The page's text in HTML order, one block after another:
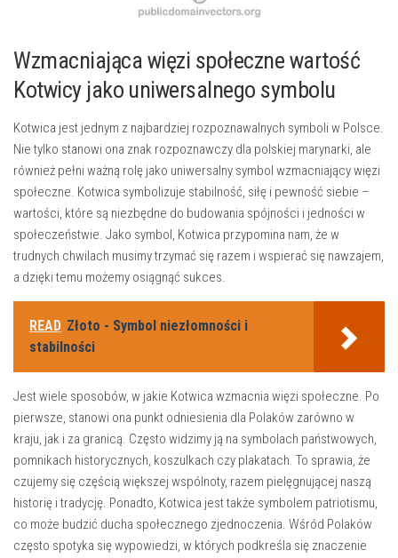
Wzmacniająca więzi społeczne wartość
Kotwicy jako⁢ uniwersalnego symbolu
Kotwica jest​ jednym ⁢z najbardziej rozpoznawalnych ​symboli w Polsce.
Nie tylko​ stanowi ona znak ⁢rozpoznawczy dla polskiej marynarki, ale
również⁤ pełni⁤ ważną rolę jako‌ uniwersalny symbol ​wzmacniający więzi
społeczne. Kotwica symbolizuje​ stabilność, siłę ⁤i pewność siebie –
wartości, które ⁣są niezbędne do budowania ⁤spójności i jedności w
społeczeństwie. Jako symbol, ⁣Kotwica przypomina nam, ‍że w
trudnych chwilach musimy ⁢trzymać się⁢ razem i ⁣wspierać się nawzajem,
‍a dzięki temu​ możemy⁣ osiągnąć ⁢sukces.
READ Złoto - Symbol niezłomności i
stabilności
Jest‍ wiele sposobów, w jakie Kotwica⁢ wzmacnia więzi społeczne. Po
pierwsze, stanowi ona punkt odniesienia⁣ dla Polaków⁤ zarówno w
kraju, ‌jak i ⁢za granicą. Często widzimy ją na⁣ symbolach państwowych,
pomnikach historycznych, koszulkach ​czy plakatach. To sprawia, że
czujemy ⁣się częścią większej wspólnoty, razem pielęgnującej ⁣naszą‌
historię i tradycję. Ponadto, Kotwica jest także​ symbolem patriotismu,
co‌ może budzić ducha społecznego zjednoczenia.‌ Wśród Polaków
często spotyka ⁣się wypowiedzi, w których podkreśla się znaczenie